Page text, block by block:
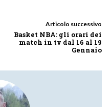
Articolo successivo
Basket NBA: gli orari dei
match in tv dal 16 al 19
Gennaio